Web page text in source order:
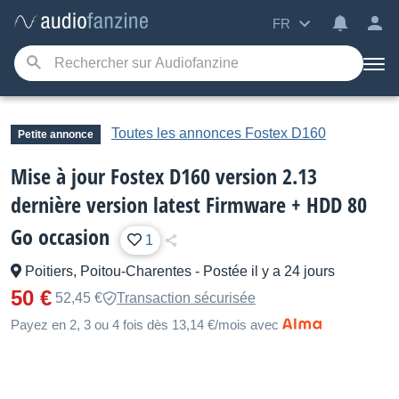
FR
Petite annonce Toutes les annonces Fostex D160
Mise à jour Fostex D160 version 2.13
dernière version latest Firmware + HDD 80
Go occasion
1
Poitiers, Poitou-Charentes - Postée il y a 24 jours
50 € 52,45 €
Transaction sécurisée
Payez en 2, 3 ou 4 fois dès 13,14 €/mois avec